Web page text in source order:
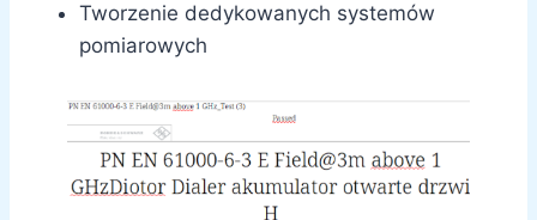
Tworzenie dedykowanych systemów
pomiarowych